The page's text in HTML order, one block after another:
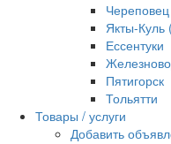
Череповец
Якты-Куль
Ессентуки
Пятигорск
Тольятти
Товары / услуги
Добавить